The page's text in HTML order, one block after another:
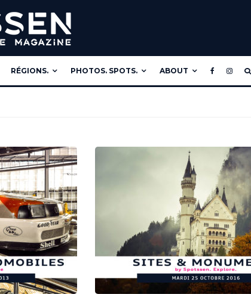
RÉGIONS. PHOTOS. SPOTS. ABOUT